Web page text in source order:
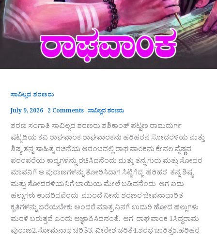
ಸಾವಿಲ್ಲದ ಶರಣರು
July 9, 2026 2 Comments ಸಾವಿಲ್ಲದ ಶರಣರು
ಶರಣ ಸಂಗಾತಿ ಸಾವಿಲ್ಲದ ಶರಣರು ಶಶಿಕಾಂತ್‌ ಪಟ್ಟಣ ರಾಮದುರ್ಗ
ಷಟ್ಪದಿಯ ಕವಿ ರಾಘವಾಂಕ ರಾಘವಾಂಕನು ಹರಿಹರನ ಸೋದರಳಿಯ ಮತ್ತು
ಶಿಷ್ಯ ತನ್ನ ಸಾಹಿತ್ಯ ರಚನೆಯ ಆರಂಭದಲ್ಲಿ ರಾಘವಾಂಕನು ಕೇವಲ ವೈಷ್ಣವ
ಪರಂಪರೆಯ ಕಾವ್ಯಗಳನ್ನು ರಚಿಸಿದನೆಂದು ಮತ್ತು ತನ್ನ ಗುರು ಮತ್ತು ಸೋದರ
ಮಾವನಿಗೆ ಆ ಪುರಾಣಗಳನ್ನು ತೋರಿಸಿದಾಗ ಸಿಟ್ಟಿಗೆದ್ದ ಹರಿಹರ ತನ್ನ ಶಿಷ್ಯ
ಮತ್ತು ಸೋದರಳಿಯನಿಗೆ ಬಾಯಿಯ ಮೇಲೆ ಬಡಿದನೆಂದು ಆಗ ಐದು
ಹಲ್ಲುಗಳು ಉದರಿದವೆಂದು ಮುಂದೆ ನೀನು ಶರಣರ ಜೀವನಾಧಾರಿತ
ಕೃತಿಗಳನ್ನು ಬರೆಯಬೇಕು ಅಂದರೆ ಮಾತ್ರ ನಿನಗೆ ಉದುರಿ ಹೋದ ಹಲ್ಲುಗಳು
ಮರಳಿ ಬರುತ್ತವೆ ಎಂದು ಆಜ್ಞಾಪಿಸಿದನಂತೆ. ಆಗ ರಾಘವಾಂಕ 1ಸಿದ್ಧರಾಮ
ಪುರಾಣ2.ಸೋಮನಾಥ ಚರಿತೆ3. ವೀರೇಶ ಚರಿತೆ4.ಶರಭ ಚಾರಿತ್ರ5.ಹರಿಹರ